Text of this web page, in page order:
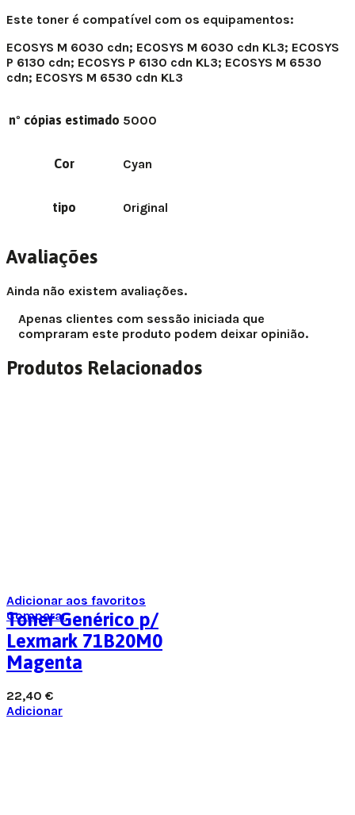
Este toner é compatível com os equipamentos:
ECOSYS M 6030 cdn; ECOSYS M 6030 cdn KL3; ECOSYS
P 6130 cdn; ECOSYS P 6130 cdn KL3; ECOSYS M 6530
cdn; ECOSYS M 6530 cdn KL3
nº cópias estimado 5000
Cor Cyan
tipo Original
Avaliações
Ainda não existem avaliações.
Apenas clientes com sessão iniciada que
compraram este produto podem deixar opinião.
Produtos Relacionados
Adicionar aos favoritos
Comparar
Toner Genérico p/
Lexmark 71B20M0
Magenta
22,40 €
Adicionar